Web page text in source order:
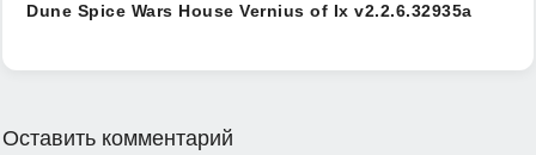
Dune Spice Wars House Vernius of Ix v2.2.6.32935a
Оставить комментарий